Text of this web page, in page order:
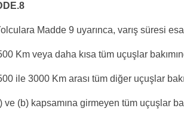
Madde 9 uyarınca, varış süresi
Km veya daha kısa tüm uçuşlar
ile 3000 Km arası tüm diğer uçuşlar
ve (b) kapsamına girmeyen tüm uçuşlar